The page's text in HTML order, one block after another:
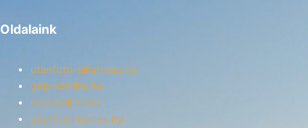
Oldalaink
utanfuto-alkatresz.hu
gep-szallito.hu
hajoszallito.hu
utanfuto-berles.hu